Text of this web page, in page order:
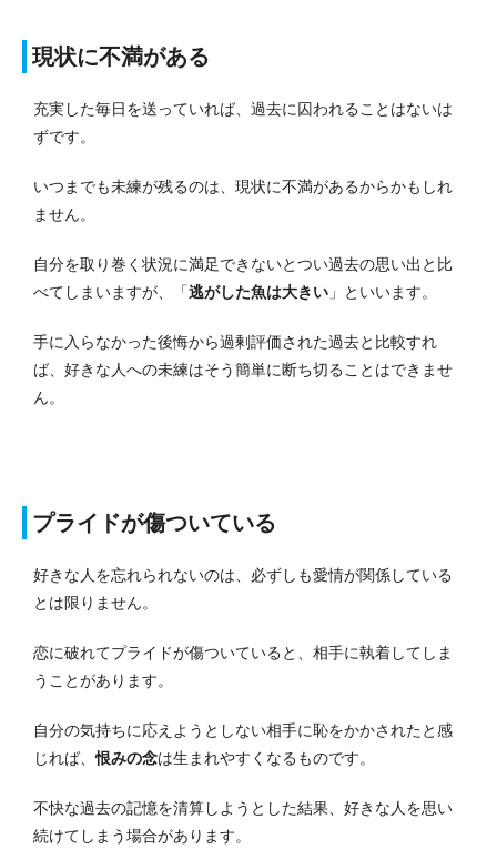
現状に不満がある
充実した毎日を送っていれば、過去に囚われることはないは
ずです。
いつまでも未練が残るのは、現状に不満があるからかもしれ
ません。
自分を取り巻く状況に満足できないとつい過去の思い出と比
べてしまいますが、「逃がした魚は大きい 」といいます。
手に入らなかった後悔から過剰評価された過去と比較すれ
ば、好きな人への未練はそう簡単に断ち切ることはできませ
ん。
プライドが傷ついている
好きな人を忘れられないのは、必ずしも愛情が関係している
とは限りません。
恋に破れてプライドが傷ついていると、相手に執着してしま
うことがあります。
自分の気持ちに応えようとしない相手に恥をかかされたと感
じれば、恨みの念は生まれやすくなるものです。
不快な過去の記憶を清算しようとした結果、好きな人を思い
続けてしまう場合があります。